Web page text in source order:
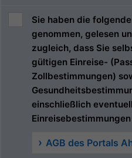
Sie haben die
genommen, gelesen
zugleich, dass Sie
gültigen Einreise-
Zollbestimmungen)
einschließlich
AGB des Portals